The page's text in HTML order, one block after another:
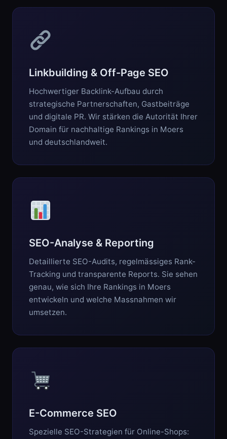
Linkbuilding & Off-Page SEO
Hochwertiger Backlink-Aufbau durch
strategische Partnerschaften, Gastbeiträge
und digitale PR. Wir stärken die Autorität Ihrer
Domain für nachhaltige Rankings in Moers
und deutschlandweit.
SEO-Analyse & Reporting
Detaillierte SEO-Audits, regelmässiges Rank-
Tracking und transparente Reports. Sie sehen
genau, wie sich Ihre Rankings in Moers
entwickeln und welche Massnahmen wir
umsetzen.
E-Commerce SEO
Spezielle SEO-Strategien für Online-Shops: